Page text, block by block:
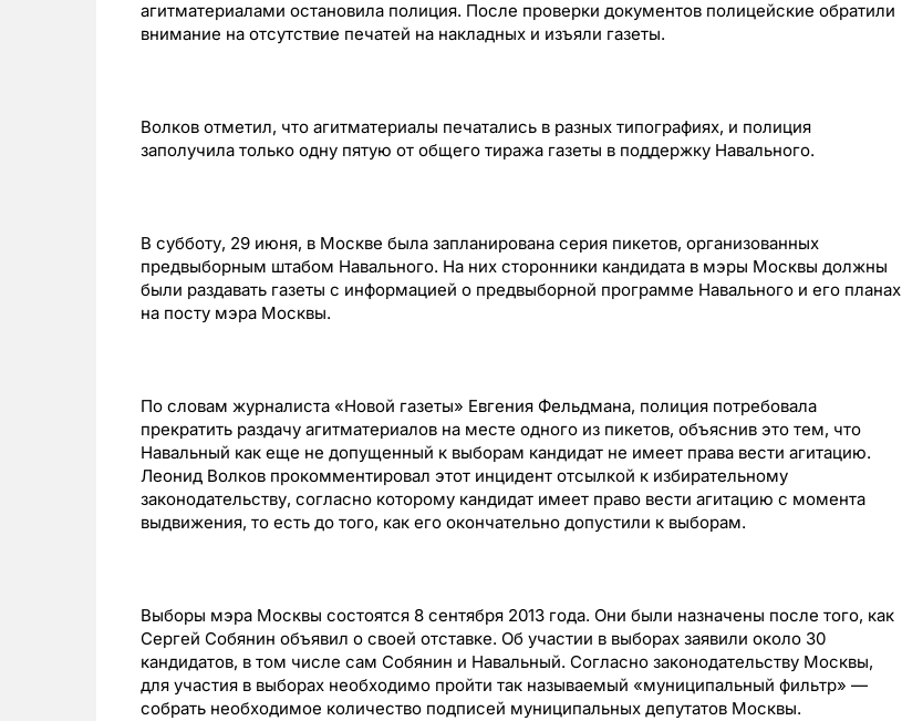
агитматериалами остановила полиция. После проверки документов полицейские обратили
внимание на отсутствие печатей на накладных и изъяли газеты.
Волков отметил, что агитматериалы печатались в разных типографиях, и полиция
заполучила только одну пятую от общего тиража газеты в поддержку Навального.
В субботу, 29 июня, в Москве была запланирована серия пикетов, организованных
предвыборным штабом Навального. На них сторонники кандидата в мэры Москвы должны
были раздавать газеты с информацией о предвыборной программе Навального и его планах
на посту мэра Москвы.
По словам журналиста «Новой газеты» Евгения Фельдмана, полиция потребовала
прекратить раздачу агитматериалов на месте одного из пикетов, объяснив это тем, что
Навальный как еще не допущенный к выборам кандидат не имеет права вести агитацию.
Леонид Волков прокомментировал этот инцидент отсылкой к избирательному
законодательству, согласно которому кандидат имеет право вести агитацию с момента
выдвижения, то есть до того, как его окончательно допустили к выборам.
Выборы мэра Москвы состоятся 8 сентября 2013 года. Они были назначены после того, как
Сергей Собянин объявил о своей отставке. Об участии в выборах заявили около 30
кандидатов, в том числе сам Собянин и Навальный. Согласно законодательству Москвы,
для участия в выборах необходимо пройти так называемый «муниципальный фильтр» —
собрать необходимое количество подписей муниципальных депутатов Москвы.